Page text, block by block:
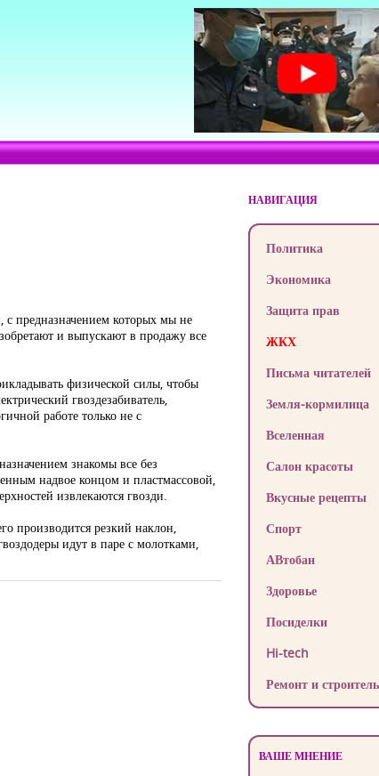
предназначением которых мы не
и выпускают в продажу все
физической силы, чтобы
гвоздезабиватель,
работе только не с
знакомы все без
надвое концом и пластмассовой,
извлекаются гвозди.
производится резкий наклон,
идут в паре с молотками,
НАВИГАЦИЯ
Политика
Экономика
Защита прав
ЖКХ
Письма читателей
Земля-кормилица
Вселенная
Салон красоты
Вкусные рецепты
Спорт
АВтобан
Здоровье
Посиделки
Hi-tech
Ремонт и
ВАШЕ МНЕНИЕ